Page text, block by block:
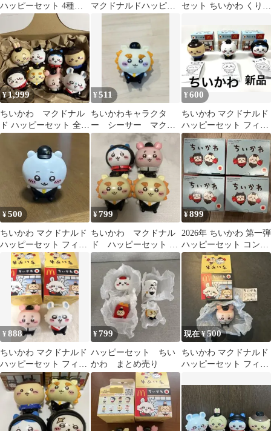
ハッピーセット 4種セ
ット
マクドナルドハッピー
セット ちいかわ くりま
¥1,999
ちいかわ マクドナル
ド ハッピーセット 全8
種 コンプリート マッ
¥511
ちいかわキャラクタ
ー シーサー マクド
ナルド ハッピーセット
¥600
ちいかわ マクドナルド
ハッピーセット フィギ
ュア 3種セット
¥500
ちいかわ マクドナルド
ハッピーセット フィギ
ュア
¥799
ちいかわ マクドナル
ド ハッピーセット ハ
チワレ 古本屋 シー
サー 4個
¥899
2026年 ちいかわ 第一弾
ハッピーセット コンプ
セット マクドナルド
¥888
ちいかわ マクドナルド
ハッピーセット フィギ
ュア 2種セット モモン
ガ 古本屋
¥799
ハッピーセット ちい
かわ まとめ売り
現在 ¥500
ちいかわ マクドナルド
ハッピーセット フィギ